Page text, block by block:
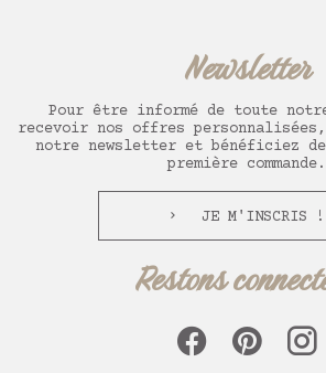
Newsletter
Pour être informé de toute
recevoir nos offres
notre newsletter et bénéficiez
première commande.
JE M'INSCRIS !
Restons